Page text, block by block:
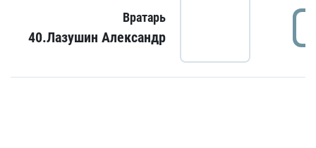
Вратарь
40.Лазушин Александр